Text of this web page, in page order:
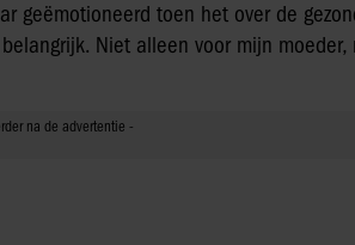
geëmotioneerd toen het over de
Niet alleen voor mijn